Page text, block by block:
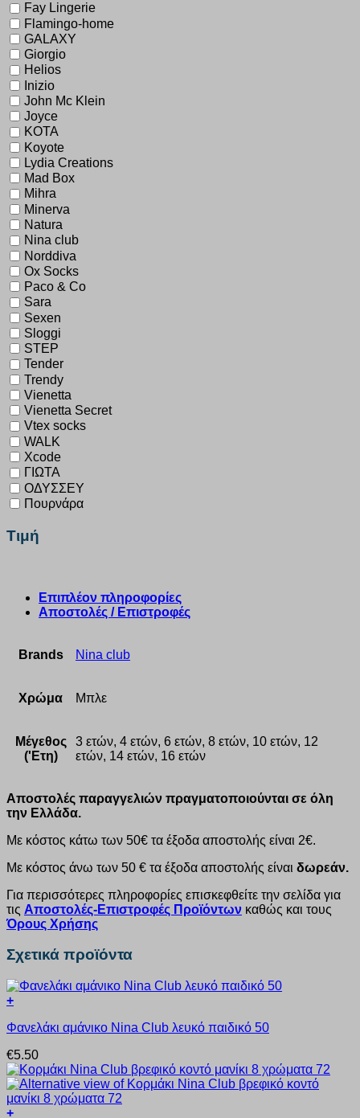
Fay Lingerie
Flamingo-home
GALAXY
Giorgio
Helios
Inizio
John Mc Klein
Joyce
KOTA
Koyote
Lydia Creations
Mad Box
Mihra
Minerva
Natura
Nina club
Norddiva
Ox Socks
Paco & Co
Sara
Sexen
Sloggi
STEP
Tender
Trendy
Vienetta
Vienetta Secret
Vtex socks
WALK
Xcode
ΓΙΩΤΑ
ΟΔΥΣΣΕΥ
Πουρνάρα
Τιμή
Επιπλέον πληροφορίες
Αποστολές / Επιστροφές
Brands Nina club
Χρώμα Μπλε
Μέγεθος
('Ετη)
3 ετών, 4 ετών, 6 ετών, 8 ετών, 10 ετών, 12
ετών, 14 ετών, 16 ετών
Αποστολές παραγγελιών πραγματοποιούνται σε όλη
την Ελλάδα.
Με κόστος κάτω των 50€ τα έξοδα αποστολής είναι 2€.
Με κόστος άνω των 50 € τα έξοδα αποστολής είναι δωρεάν.
Για περισσότερες πληροφορίες επισκεφθείτε την σελίδα για
τις Αποστολές-Επιστροφές Προϊόντων καθώς και τους
Όρους Χρήσης
Σχετικά προϊόντα
+
το
έχει
πολλαπλές
παραλλαγές.
Οι
Φανελάκι αμάνικο Nina Club λευκό παιδικό 50
€5.50
+